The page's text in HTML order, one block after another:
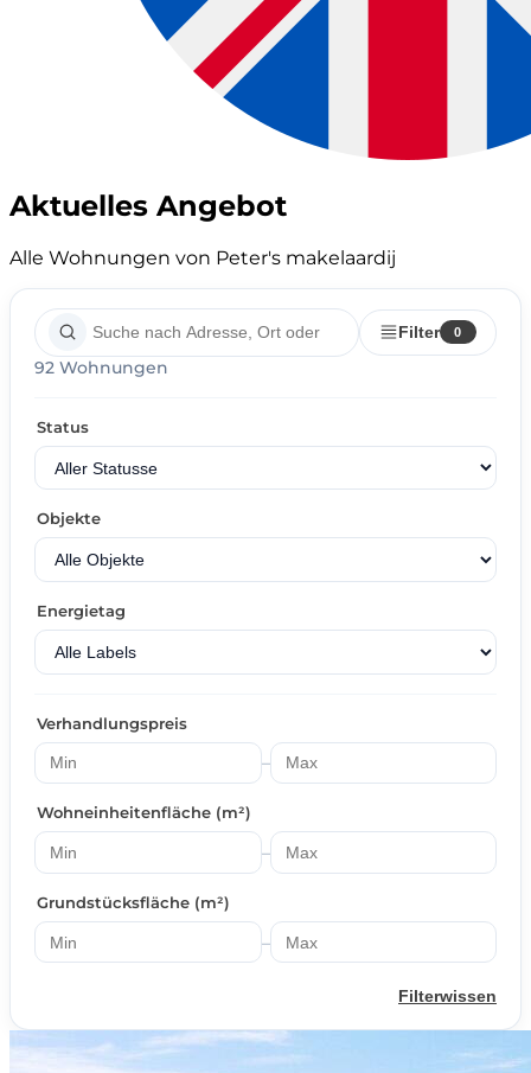
Aktuelles Angebot
Alle Wohnungen von Peter's makelaardij
Filter 0
92 Wohnungen
Status
Objekte
Energietag
Verhandlungspreis
–
Wohneinheitenfläche (m²)
–
Grundstücksfläche (m²)
–
Filterwissen